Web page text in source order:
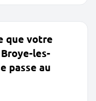
que votre
les-
passe au